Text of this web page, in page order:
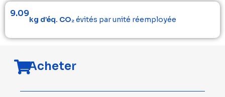
9.09
kg d’éq. CO₂évités par unité réemployée
Acheter